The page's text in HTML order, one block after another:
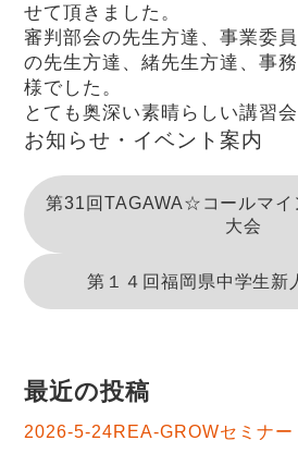
せて頂きました。
審判部会の先生方達、事業委
の先生方達、緒先生方達、事
様でした。
とても奥深い素晴らしい講習会
お知らせ・イベント案内
第31回TAGAWA☆コールマ
大会
第１４回福岡県中学生新
最近の投稿
2026-5-24REA-GROWセミナー